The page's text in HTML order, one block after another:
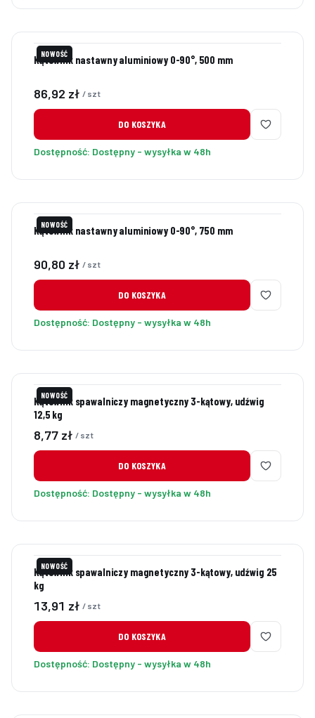
NOWOŚĆ
Kątownik nastawny aluminiowy 0-90°, 500 mm
Cena
86,92 zł / szt
DO KOSZYKA
Dostępność: Dostępny - wysyłka w 48h
NOWOŚĆ
Kątownik nastawny aluminiowy 0-90°, 750 mm
Cena
90,80 zł / szt
DO KOSZYKA
Dostępność: Dostępny - wysyłka w 48h
NOWOŚĆ
Kątownik spawalniczy magnetyczny 3-kątowy, udźwig
12,5 kg
Cena
8,77 zł / szt
DO KOSZYKA
Dostępność: Dostępny - wysyłka w 48h
NOWOŚĆ
Kątownik spawalniczy magnetyczny 3-kątowy, udźwig 25
kg
Cena
13,91 zł / szt
DO KOSZYKA
Dostępność: Dostępny - wysyłka w 48h